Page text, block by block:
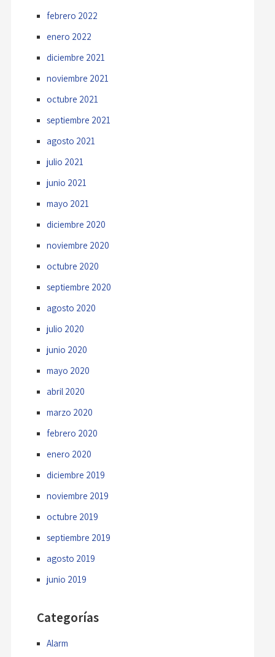
febrero 2022
enero 2022
diciembre 2021
noviembre 2021
octubre 2021
septiembre 2021
agosto 2021
julio 2021
junio 2021
mayo 2021
diciembre 2020
noviembre 2020
octubre 2020
septiembre 2020
agosto 2020
julio 2020
junio 2020
mayo 2020
abril 2020
marzo 2020
febrero 2020
enero 2020
diciembre 2019
noviembre 2019
octubre 2019
septiembre 2019
agosto 2019
junio 2019
Categorías
Alarm